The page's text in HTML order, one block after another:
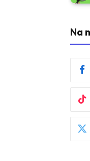
Na